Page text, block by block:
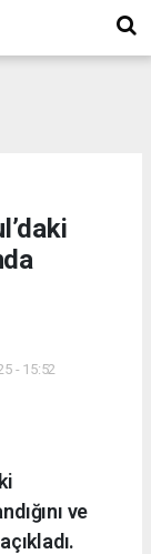
- 15:52
ve